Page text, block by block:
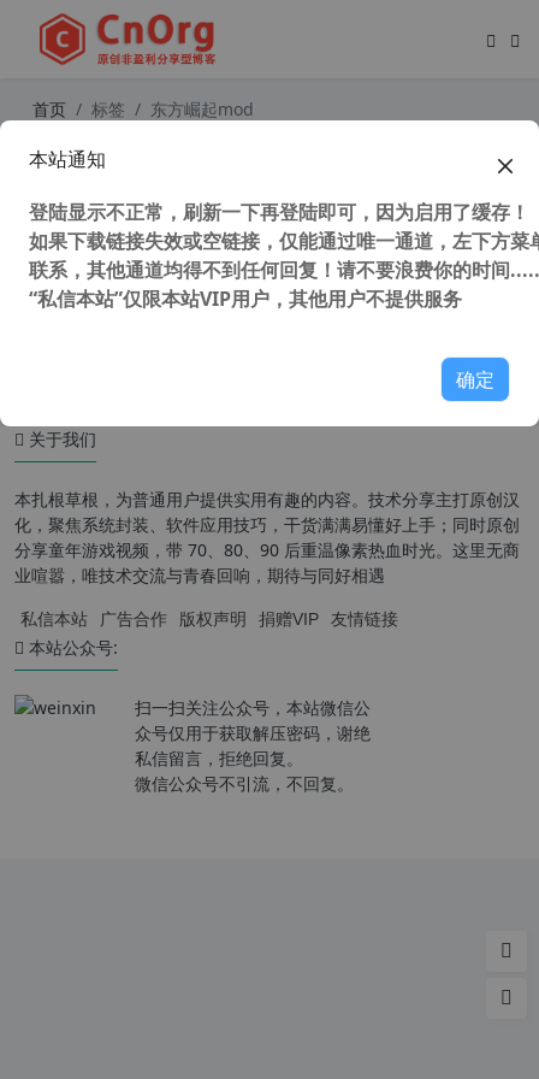
首页 标签 东方崛起mod
红色警戒2尤里的复仇 史上最强MOD
国崛起
关于我们
本扎根草根，为普通用户提供实用有趣的内容。技术分享主打原创汉
化，聚焦系统封装、软件应用技巧，干货满满易懂好上手；同时原创
分享童年游戏视频，带 70、80、90 后重温像素热血时光。这里无商
业喧嚣，唯技术交流与青春回响，期待与同好相遇
私信本站 广告合作 版权声明 捐赠VIP 友情链接
本站公众号:
扫一扫关注公众号，本站微信公
众号仅用于获取解压密码，谢绝
私信留言，拒绝回复。
微信公众号不引流，不回复。
本站通知
登陆显示不正常，刷新一下再登陆即可，因为启用了缓存！
如果下载链接失效或空链接，仅能通过唯一通道，左下方菜
联系，其他通道均得不到任何回复！请不要浪费你的时间
“私信本站”仅限本站VIP用户，其他用户不提供服务
确定